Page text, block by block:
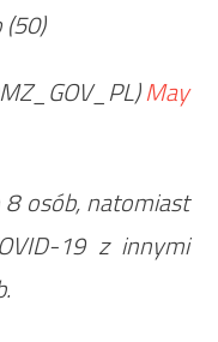
May
osób, natomiast
19 z innymi